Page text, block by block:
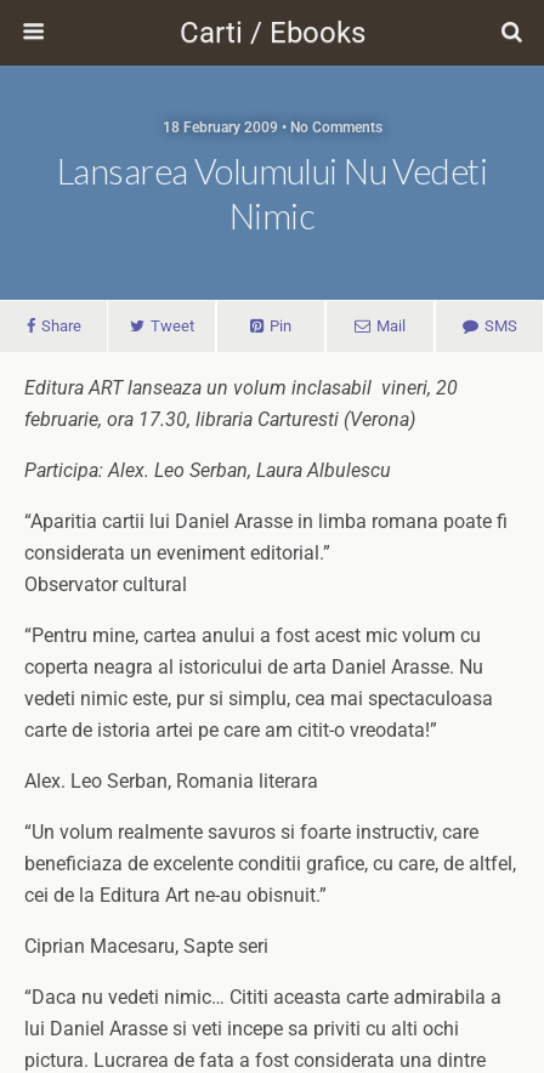
Carti / Ebooks
18 February 2009 • No Comments
Lansarea Volumului Nu Vedeti
Nimic
Share Tweet Pin Mail SMS
Editura ART lanseaza un volum inclasabil vineri, 20
februarie, ora 17.30, libraria Carturesti (Verona)
Participa: Alex. Leo Serban, Laura Albulescu
“Aparitia cartii lui Daniel Arasse in limba romana poate fi
considerata un eveniment editorial.”
Observator cultural
“Pentru mine, cartea anului a fost acest mic volum cu
coperta neagra al istoricului de arta Daniel Arasse. Nu
vedeti nimic este, pur si simplu, cea mai spectaculoasa
carte de istoria artei pe care am citit-o vreodata!”
Alex. Leo Serban, Romania literara
“Un volum realmente savuros si foarte instructiv, care
beneficiaza de excelente conditii grafice, cu care, de altfel,
cei de la Editura Art ne-au obisnuit.”
Ciprian Macesaru, Sapte seri
“Daca nu vedeti nimic… Cititi aceasta carte admirabila a
lui Daniel Arasse si veti incepe sa priviti cu alti ochi
pictura. Lucrarea de fata a fost considerata una dintre